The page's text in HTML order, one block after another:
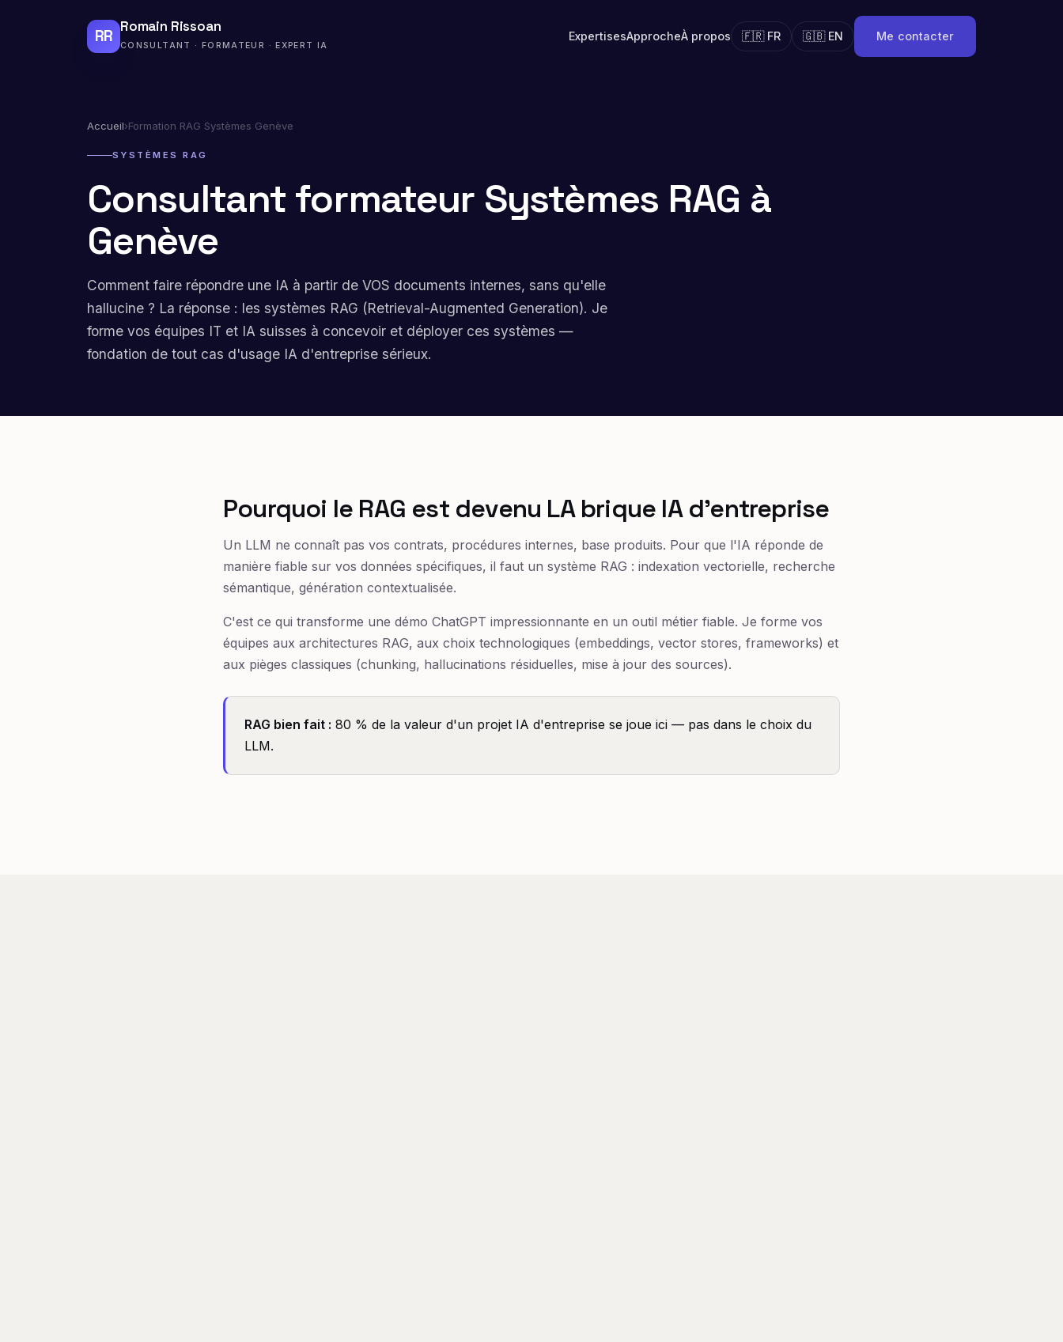
RR
Romain Rissoan
CONSULTANT · FORMATEUR · EXPERT IA
ExpertisesApprocheÀ propos 🇫🇷 FR 🇬🇧 EN Me contacter
Accueil›Formation RAG Systèmes Genève
SYSTÈMES RAG
Consultant formateur Systèmes RAG à
Genève
Comment faire répondre une IA à partir de VOS documents internes, sans qu'elle
hallucine ? La réponse : les systèmes RAG (Retrieval-Augmented Generation). Je
forme vos équipes IT et IA suisses à concevoir et déployer ces systèmes —
fondation de tout cas d'usage IA d'entreprise sérieux.
Pourquoi le RAG est devenu LA brique IA d'entreprise
Un LLM ne connaît pas vos contrats, procédures internes, base produits. Pour que l'IA réponde de
manière fiable sur vos données spécifiques, il faut un système RAG : indexation vectorielle, recherche
sémantique, génération contextualisée.
C'est ce qui transforme une démo ChatGPT impressionnante en un outil métier fiable. Je forme vos
équipes aux architectures RAG, aux choix technologiques (embeddings, vector stores, frameworks) et
aux pièges classiques (chunking, hallucinations résiduelles, mise à jour des sources).
RAG bien fait : 80 % de la valeur d'un projet IA d'entreprise se joue ici — pas dans le choix du
LLM.